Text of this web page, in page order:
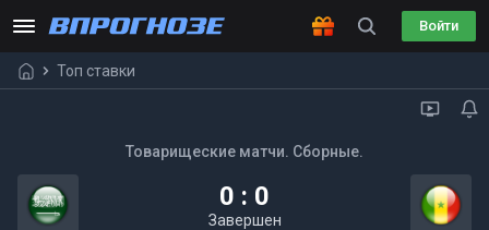
Войти
Топ ставки
Товарищеские матчи. Сборные.
0 : 0
Завершен